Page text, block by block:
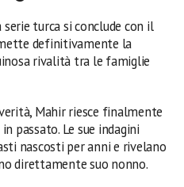
serie turca si conclude con il
definitivamente la
rivalità tra le famiglie
Mahir riesce finalmente
passato. Le sue indagini
nascosti per anni e rivelano
direttamente suo nonno.